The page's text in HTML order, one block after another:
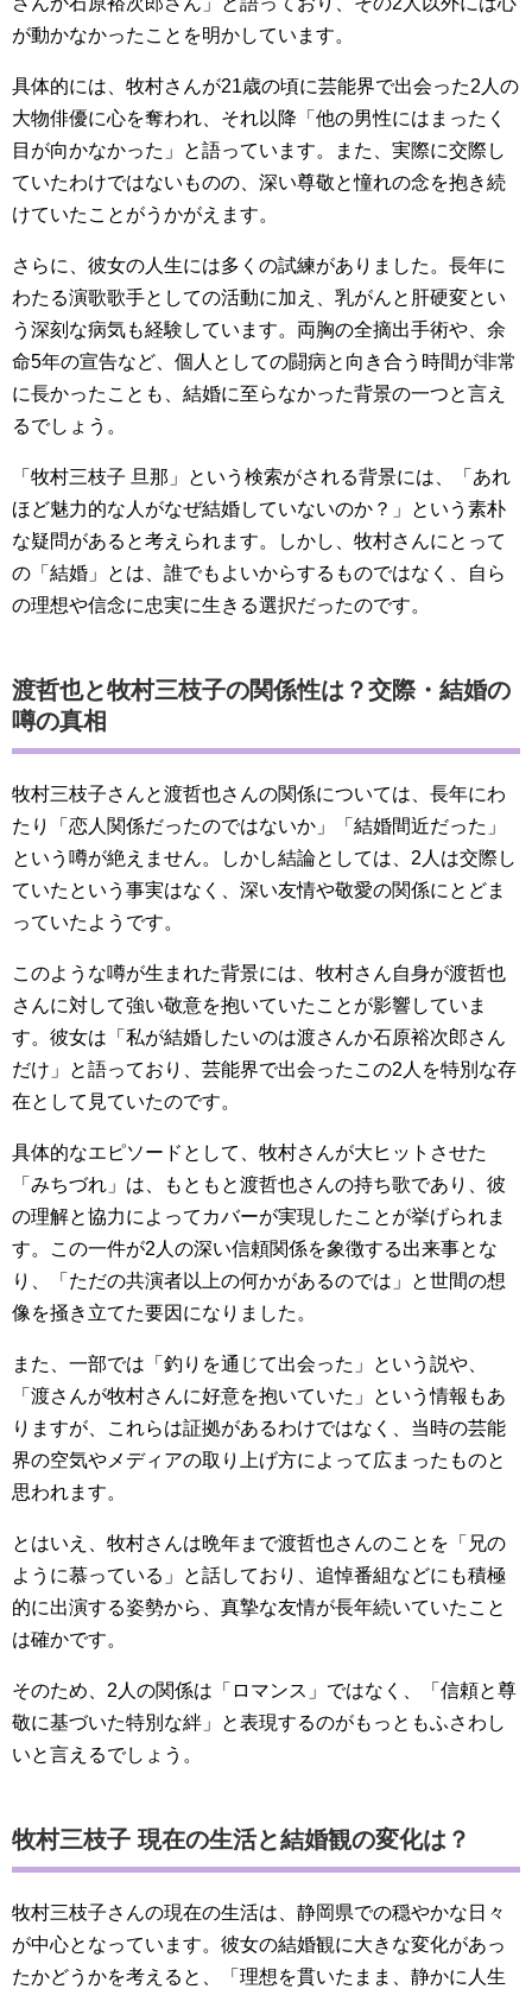
が動かなかったことを明かしています。
具体的には、牧村さんが21歳の頃に芸能界で出会った2人の
大物俳優に心を奪われ、それ以降「他の男性にはまったく
目が向かなかった」と語っています。また、実際に交際し
ていたわけではないものの、深い尊敬と憧れの念を抱き続
けていたことがうかがえます。
さらに、彼女の人生には多くの試練がありました。長年に
わたる演歌歌手としての活動に加え、乳がんと肝硬変とい
う深刻な病気も経験しています。両胸の全摘出手術や、余
命5年の宣告など、個人としての闘病と向き合う時間が非常
に長かったことも、結婚に至らなかった背景の一つと言え
るでしょう。
「牧村三枝子 旦那」という検索がされる背景には、「あれ
ほど魅力的な人がなぜ結婚していないのか？」という素朴
な疑問があると考えられます。しかし、牧村さんにとって
の「結婚」とは、誰でもよいからするものではなく、自ら
の理想や信念に忠実に生きる選択だったのです。
渡哲也と牧村三枝子の関係性は？交際・結婚の
噂の真相
牧村三枝子さんと渡哲也さんの関係については、長年にわ
たり「恋人関係だったのではないか」「結婚間近だった」
という噂が絶えません。しかし結論としては、2人は交際し
ていたという事実はなく、深い友情や敬愛の関係にとどま
っていたようです。
このような噂が生まれた背景には、牧村さん自身が渡哲也
さんに対して強い敬意を抱いていたことが影響していま
す。彼女は「私が結婚したいのは渡さんか石原裕次郎さん
だけ」と語っており、芸能界で出会ったこの2人を特別な存
在として見ていたのです。
具体的なエピソードとして、牧村さんが大ヒットさせた
「みちづれ」は、もともと渡哲也さんの持ち歌であり、彼
の理解と協力によってカバーが実現したことが挙げられま
す。この一件が2人の深い信頼関係を象徴する出来事とな
り、「ただの共演者以上の何かがあるのでは」と世間の想
像を掻き立てた要因になりました。
また、一部では「釣りを通じて出会った」という説や、
「渡さんが牧村さんに好意を抱いていた」という情報もあ
りますが、これらは証拠があるわけではなく、当時の芸能
界の空気やメディアの取り上げ方によって広まったものと
思われます。
とはいえ、牧村さんは晩年まで渡哲也さんのことを「兄の
ように慕っている」と話しており、追悼番組などにも積極
的に出演する姿勢から、真摯な友情が長年続いていたこと
は確かです。
そのため、2人の関係は「ロマンス」ではなく、「信頼と尊
敬に基づいた特別な絆」と表現するのがもっともふさわし
いと言えるでしょう。
牧村三枝子 現在の生活と結婚観の変化は？
牧村三枝子さんの現在の生活は、静岡県での穏やかな日々
が中心となっています。彼女の結婚観に大きな変化があっ
たかどうかを考えると、「理想を貫いたまま、静かに人生